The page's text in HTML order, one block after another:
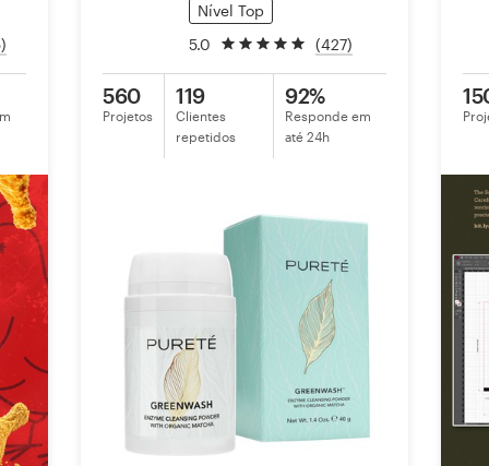
Nível Top
5.0
(427)
560
Projetos
119
Clientes
repetidos
92%
Responde em
até 24h